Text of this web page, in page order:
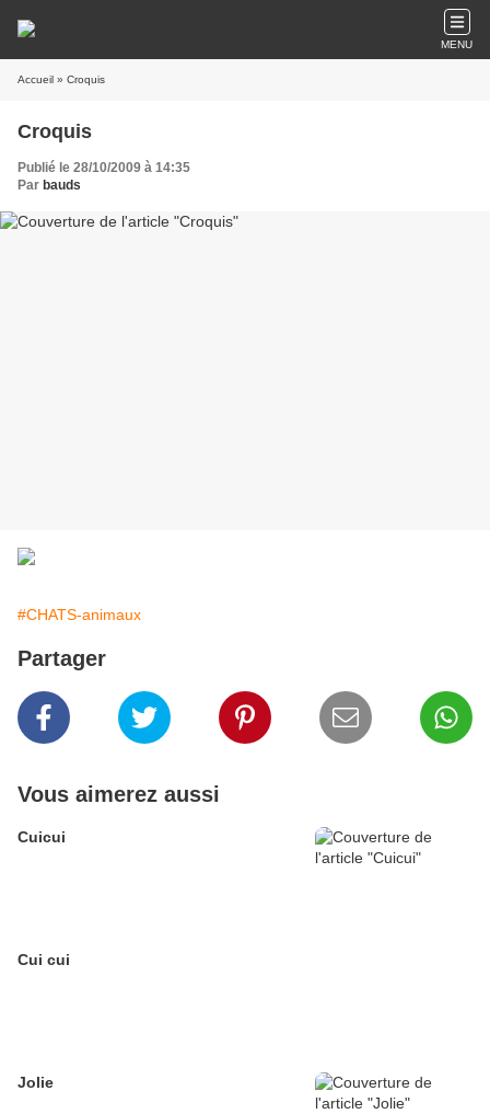
MENU
Accueil » Croquis
Croquis
Publié le 28/10/2009 à 14:35
Par bauds
#CHATS-animaux
Partager
Vous aimerez aussi
Cuicui
Cui cui
Jolie